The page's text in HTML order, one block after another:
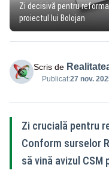
Zi decisivă pentru
proiectul lui Bolojan
Scris de
Publicat:27 nov.
Zi crucială pentru
Conform surselor
să vină avizul